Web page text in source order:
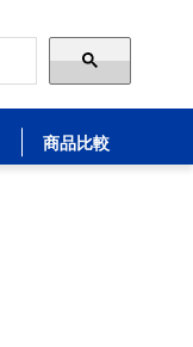
商品比較